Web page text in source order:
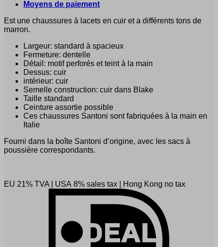
Moyens de paiement
Est une chaussures à lacets en cuir et a différents tons de
marron.
Largeur: standard à spacieux
Fermeture: dentelle
Détail: motif perforés et teint à la main
Dessus: cuir
intérieur: cuir
Semelle construction: cuir dans Blake
Taille standard
Ceinture assortie possible
Ces chaussures Santoni sont fabriquées à la main en
Italie
Fourni dans la boîte Santoni d’origine, avec les sacs à
poussière correspondants.
EU 21% TVA USA 8% sales tax Hong Kong no tax